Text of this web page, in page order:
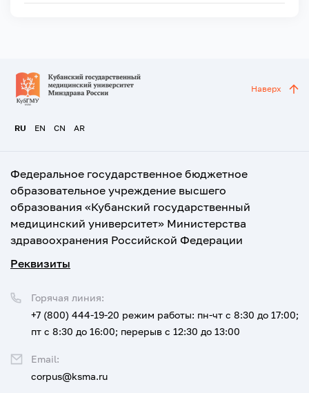
RU EN CN AR
Наверх
Федеральное государственное бюджетное
образовательное учреждение высшего
образования «Кубанский государственный
медицинский университет» Министерства
здравоохранения Российской Федерации
Реквизиты
Горячая линия:
+7 (800) 444-19-20 режим работы: пн-чт с 8:30 до 17:00;
пт с 8:30 до 16:00; перерыв с 12:30 до 13:00
Email:
corpus@ksma.ru